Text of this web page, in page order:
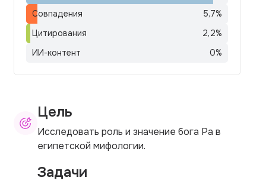
Совпадения
5,7%
Цитирования
2,2%
ИИ-контент
0%
Цель
Исследовать роль и значение бога Ра в
египетской мифологии.
Задачи